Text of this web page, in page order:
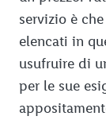
servizio è
elencati in
usufruire di
per le sue